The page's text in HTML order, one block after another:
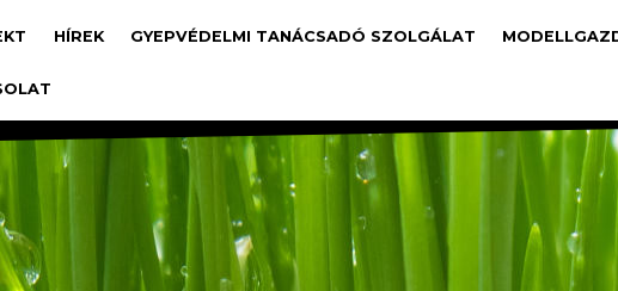
HÍREK GYEPVÉDELMI TANÁCSADÓ SZOLGÁLAT